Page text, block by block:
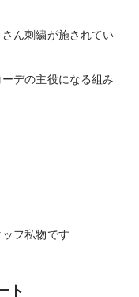
ん刺繍が施されてい
デの主役になる組み
フ私物です
ト